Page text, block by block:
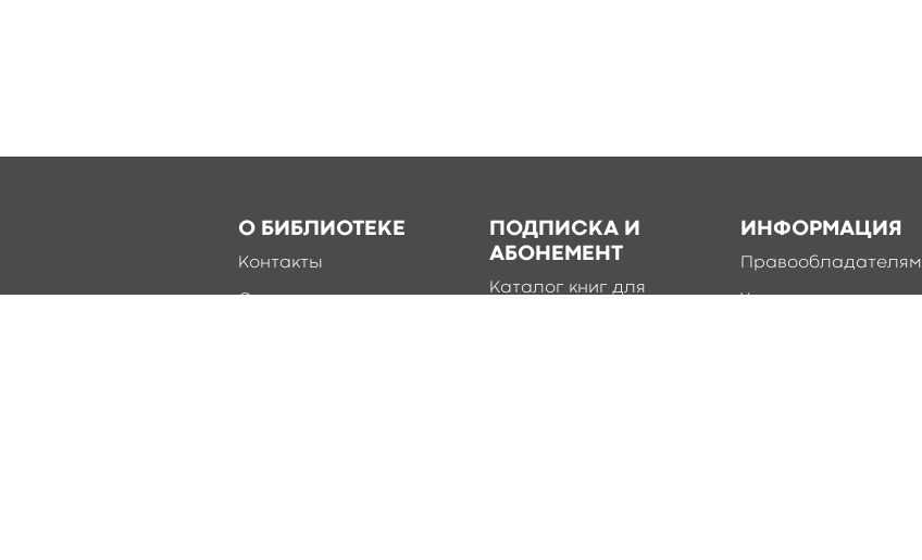
О БИБЛИОТЕКЕ
Контакты
ПОДПИСКА И
АБОНЕМЕНТ
Каталог книг для
ИНФОРМАЦИЯ
Правообладателям